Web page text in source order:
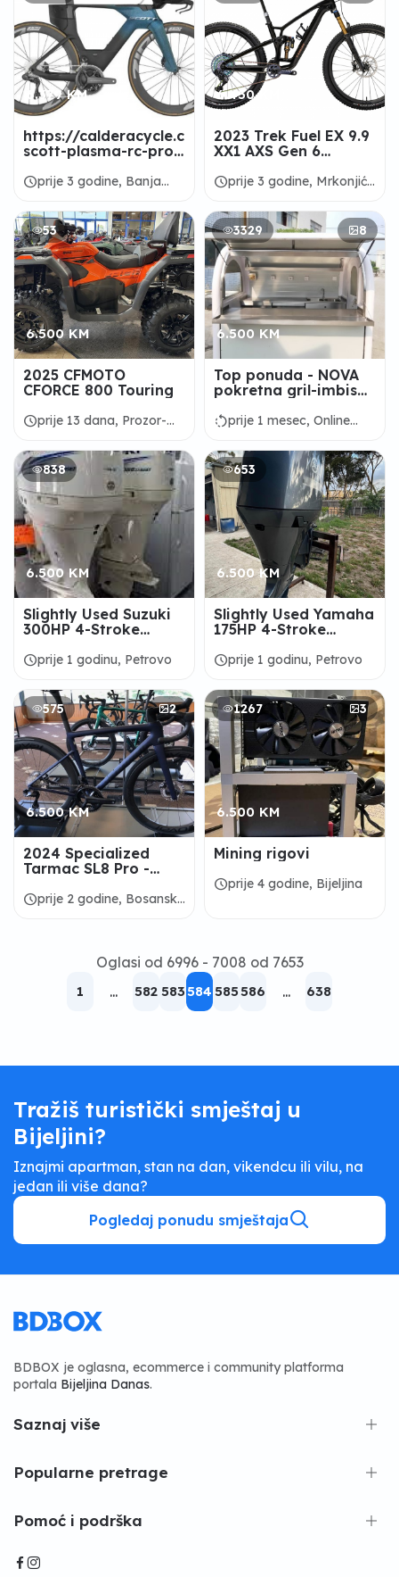
6.379 KM
https://calderacycle.com/2023-
scott-plasma-rc-pro-
(CALDERACYCLE)
scheduleprije 3 godine, Banja
6.450 KM
2023 Trek Fuel EX 9.9
XX1 AXS Gen 6
ALANBIKESHOP
scheduleprije 3 godine, Mrkonjić
53
6.500 KM
2025 CFMOTO
CFORCE 800 Touring
scheduleprije 13 dana, Prozor-
3329 8
6.500 KM
Top ponuda - NOVA
pokretna gril-imbis
gastronomsku scenu
rotate_leftprije 1 mesec, Online
838
6.500 KM
Slightly Used Suzuki
300HP 4-Stroke
Engine
scheduleprije 1 godinu, Petrovo
653
6.500 KM
Slightly Used Yamaha
175HP 4-Stroke
Engine
scheduleprije 1 godinu, Petrovo
575 2
6.500 KM
2024 Specialized
Tarmac SL8 Pro -
scheduleprije 2 godine, Bosansko
1267 3
6.500 KM
Mining rigovi
scheduleprije 4 godine, Bijeljina
Oglasi od 6996 - 7008 od 7653
1 ... 582 583584 585586 ... 638
Tražiš turistički smještaj u
Bijeljini?
Iznajmi apartman, stan na dan, vikendcu ili vilu, na
jedan ili više dana?
Pogledaj ponudu smještaja
BDBOX je oglasna, ecommerce i community platforma
portala Bijeljina Danas.
Saznaj više
Popularne pretrage
Pomoć i podrška